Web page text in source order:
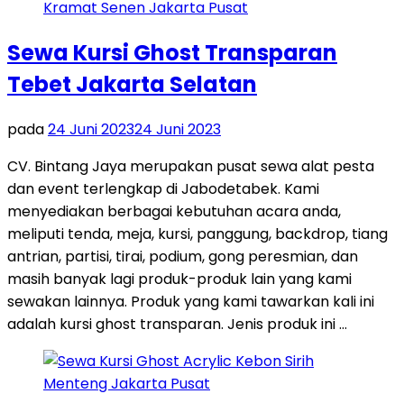
Sewa Kursi Ghost Transparan
Tebet Jakarta Selatan
pada24 Juni 202324 Juni 2023
CV. Bintang Jaya merupakan pusat sewa alat pesta
dan event terlengkap di Jabodetabek. Kami
menyediakan berbagai kebutuhan acara anda,
meliputi tenda, meja, kursi, panggung, backdrop, tiang
antrian, partisi, tirai, podium, gong peresmian, dan
masih banyak lagi produk-produk lain yang kami
sewakan lainnya. Produk yang kami tawarkan kali ini
adalah kursi ghost transparan. Jenis produk ini …